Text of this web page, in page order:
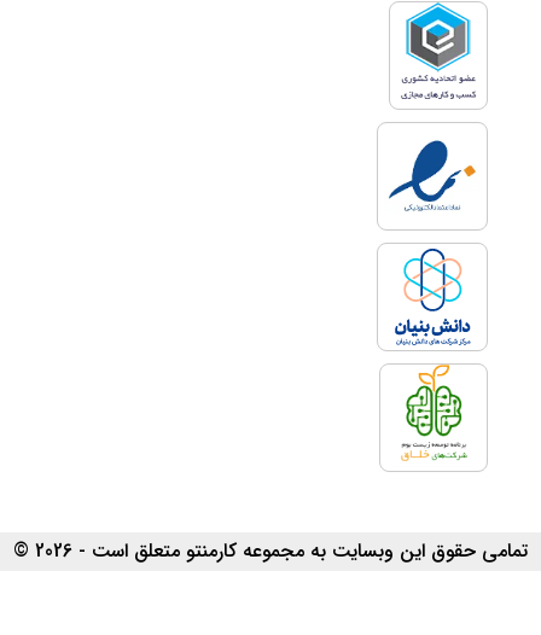
تمامی حقوق این وبسایت به مجموعه کارمنتو متعلق است - 2026 ©